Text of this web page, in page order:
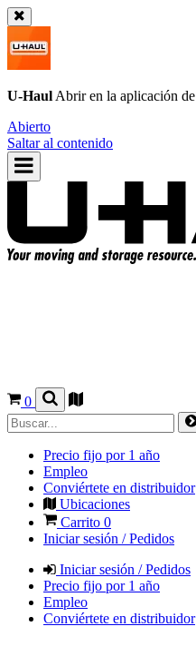
U-Haul Abrir en la aplicación de
Abierto
Saltar al contenido
0
Precio fijo por 1 año
Empleo
Conviértete en distribuidor
Ubicaciones
Carrito 0
Iniciar sesión / Pedidos
Iniciar sesión / Pedidos
Precio fijo por 1 año
Empleo
Conviértete en distribuidor